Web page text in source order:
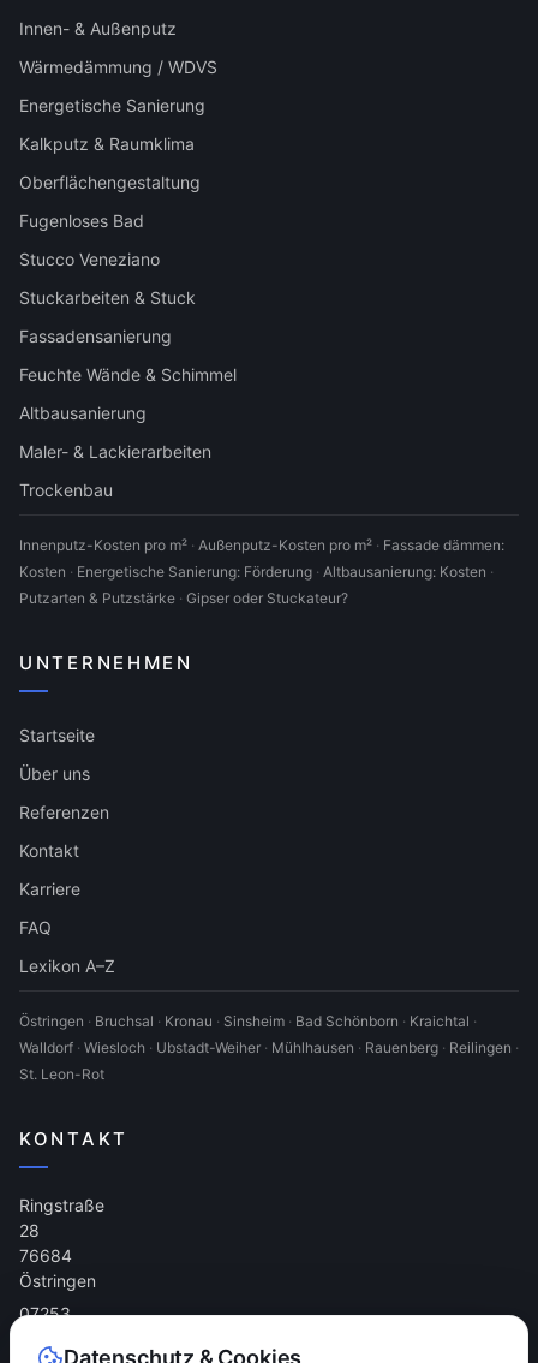
Innen- & Außenputz
Wärmedämmung / WDVS
Energetische Sanierung
Kalkputz & Raumklima
Oberflächengestaltung
Fugenloses Bad
Stucco Veneziano
Stuckarbeiten & Stuck
Fassadensanierung
Feuchte Wände & Schimmel
Altbausanierung
Maler- & Lackierarbeiten
Trockenbau
Innenputz-Kosten pro m² · Außenputz-Kosten pro m² · Fassade dämmen:
Kosten · Energetische Sanierung: Förderung · Altbausanierung: Kosten ·
Putzarten & Putzstärke · Gipser oder Stuckateur?
UNTERNEHMEN
Startseite
Über uns
Referenzen
Kontakt
Karriere
FAQ
Lexikon A–Z
Östringen · Bruchsal · Kronau · Sinsheim · Bad Schönborn · Kraichtal ·
Walldorf · Wiesloch · Ubstadt-Weiher · Mühlhausen · Rauenberg · Reilingen ·
St. Leon-Rot
KONTAKT
Ringstraße
28
76684
Östringen
07253
Datenschutz & Cookies